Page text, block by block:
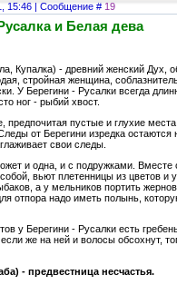
15:46 | Сообщение # 19
и Белая дева
Купалка) - древний женский Дух,
стройная женщина,
У Берегини - Русалки всегда
ног - рыбий хвост.
предпочитая пустые и глухие
от Берегини изредка
свои следы.
и одна, и с подружками.
вьют плетенницы из цветов
а у мельников портить
отпора надо иметь полынь,
у Берегини - Русалки есть
же на ней и волосы обсохнут,
- предвестница несчастья.